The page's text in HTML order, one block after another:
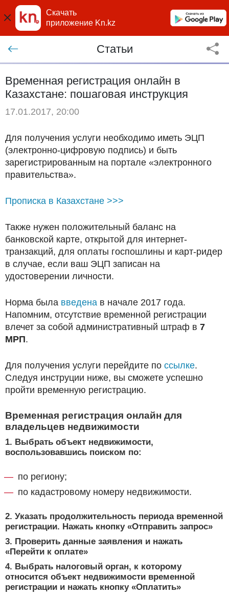
Скачать
приложение Kn.kz
Статьи
Временная регистрация онлайн в
Казахстане: пошаговая инструкция
17.01.2017, 20:00
Для получения услуги необходимо иметь ЭЦП
(электронно-цифровую подпись) и быть
зарегистрированным на портале «электронного
правительства».
Прописка в Казахстане >>>
Также нужен положительный баланс на
банковской карте, открытой для интернет-
транзакций, для оплаты госпошлины и карт-ридер
в случае, если ваш ЭЦП записан на
удостоверении личности.
Норма была введена в начале 2017 года.
Напомним, отсутствие временной регистрации
влечет за собой административный штраф в 7
МРП.
Для получения услуги перейдите по ссылке.
Следуя инструции ниже, вы сможете успешно
пройти временную регистрацию.
Временная регистрация онлайн для
владельцев недвижимости
1. Выбрать объект недвижимости,
воспользовавшись поиском по:
по региону;
по кадастровому номеру недвижимости.
2. Указать продолжительность периода временной
регистрации. Нажать кнопку «Отправить запрос»
3. Проверить данные заявления и нажать
«Перейти к оплате»
4. Выбрать налоговый орган, к которому
относится объект недвижимости временной
регистрации и нажать кнопку «Оплатить»